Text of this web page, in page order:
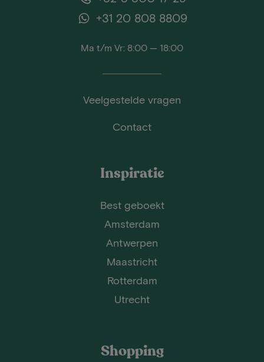
+31 20 808 8809
Ma t/m Vr: 8:00 — 18:00
Veelgestelde vragen
Contact
Inspiratie
Best geboekt
Amsterdam
Antwerpen
Maastricht
Rotterdam
Utrecht
Shopping